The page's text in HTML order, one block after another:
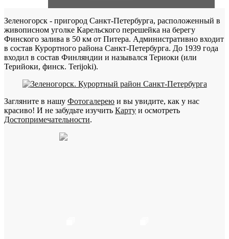
Зеленогорск - пригород Санкт-Петербурга, расположенный в
живописном уголке Карельского перешейка на берегу
Финского залива в 50 км от Питера. Административно входит
в состав Курортного района Санкт-Петербурга. До 1939 года
входил в состав Финляндии и назывался Териоки (или
Терийоки, финск. Terijoki).
Загляните в нашу Фотогалерею и вы увидите, как у нас
красиво! И не забудьте изучить Карту и осмотреть
Достопримечательности.